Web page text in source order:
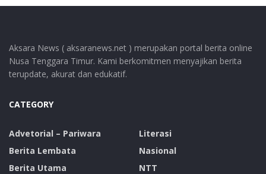
Aksara News ( aksaranews.net ) merupakan portal berita online
Nusa Tenggara Timur. Kami berkomitmen menyajikan berita
terupdate, akurat dan edukatif.
CATEGORY
Advetorial – Pariwara
Berita Lembata
Berita Utama
Literasi
Nasional
NTT